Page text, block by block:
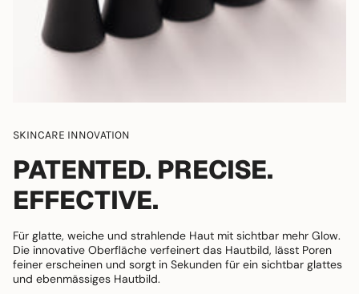
SKINCARE INNOVATION
PATENTED. PRECISE.
EFFECTIVE.
Für glatte, weiche und strahlende Haut mit sichtbar mehr Glow.
Die innovative Oberfläche verfeinert das Hautbild, lässt Poren
feiner erscheinen und sorgt in Sekunden für ein sichtbar glattes
und ebenmässiges Hautbild.